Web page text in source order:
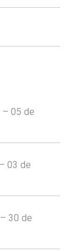
– 05 de
03 de
30 de